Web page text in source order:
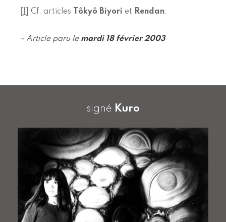
Cf. articles Tôkyô Biyori et Rendan.
- Article paru le mardi 18 février 2003
signé Kuro